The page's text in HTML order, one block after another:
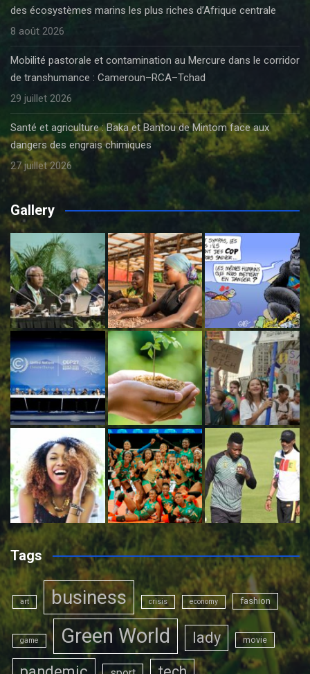
des écosystèmes marins les plus riches d’Afrique centrale
8 août 2026
Mobilité pastorale et contamination au Mercure dans le corridor
de transhumance : Cameroun–RCA–Tchad
29 juillet 2026
Santé et agriculture : Baka et Bantou de Mintom face aux
dangers des engrais chimiques
27 juillet 2026
Gallery
Tags
art business crisis economy fashion
game Green World lady movie